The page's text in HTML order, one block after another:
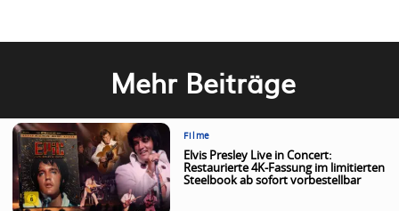
Mehr Beiträge
Filme
Elvis Presley Live in Concert:
Restaurierte 4K-Fassung im limitierten
Steelbook ab sofort vorbestellbar